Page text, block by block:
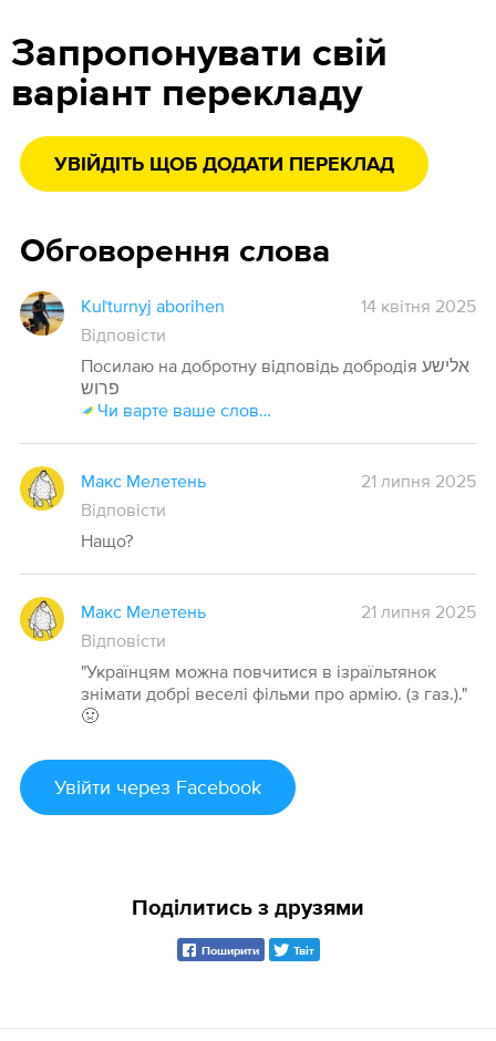
Запропонувати свій
варіант перекладу
УВІЙДІТЬ ЩОБ ДОДАТИ ПЕРЕКЛАД
Обговорення слова
Kuľturnyj aborihen
14 квітня 2025
Відповісти
Посилаю на добротну відповідь добродія אלישע
פרוש
Чи варте ваше слово сторінки й перекладу?
Макс Мелетень
21 липня 2025
Відповісти
Нащо?
Макс Мелетень
21 липня 2025
Відповісти
"Українцям можна повчитися в ізраїльтянок
знімати добрі веселі фільми про армію. (з газ.)."
🤢
Увійти через Facebook
Поділитись з друзями
Поширити Твіт